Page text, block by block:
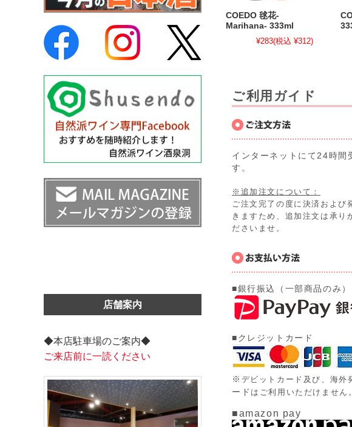
COEDO 毬花-
Marihana- 333ml
¥283(税込 ¥312)
ご利用ガイド
インターネットにて24時間
す。
※追加注文について：
ご注文完了の度に決済および
きますため、追加注文は承り
ださいませ。
■銀行振込（一部商品のみ）
■クレジットカード
※ デビットカード及び、 海外
ード はご利用いただけません。
■amazon pay
店舗案内
◆本店駐車場のご案内◆
ご来店前に一読ください